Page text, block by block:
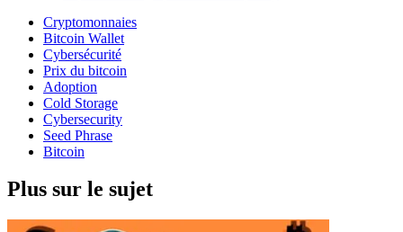
Cryptomonnaies
Bitcoin Wallet
Cybersécurité
Prix du bitcoin
Adoption
Cold Storage
Cybersecurity
Seed Phrase
Bitcoin
Plus sur le sujet